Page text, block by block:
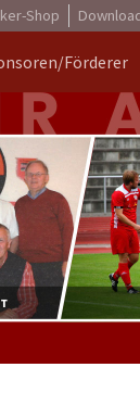
Shop
Förderer